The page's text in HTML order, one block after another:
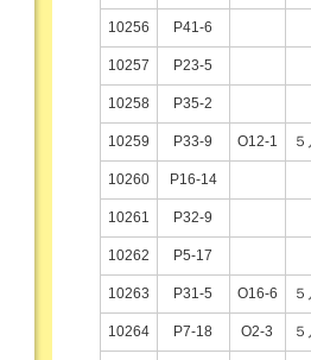
10256 P41-6
10257 P23-5
10258 P35-2
10259 P33-9 O12-1
10260 P16-14
10261 P32-9
10262 P5-17
10263 P31-5 O16-6
10264 P7-18 O2-3